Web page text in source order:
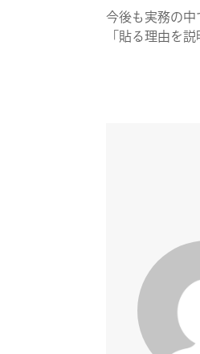
今後も実務の中
「貼る理由を